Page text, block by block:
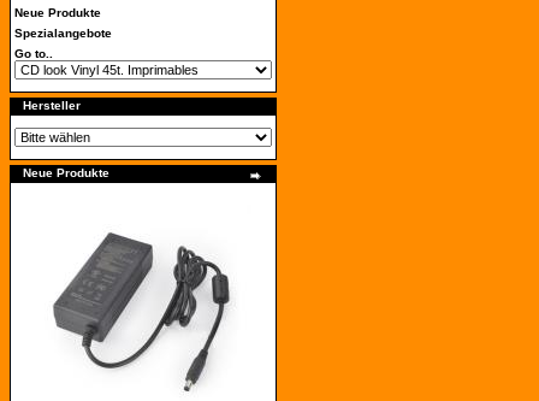
Neue Produkte
Spezialangebote
Go to..
Hersteller
Neue Produkte